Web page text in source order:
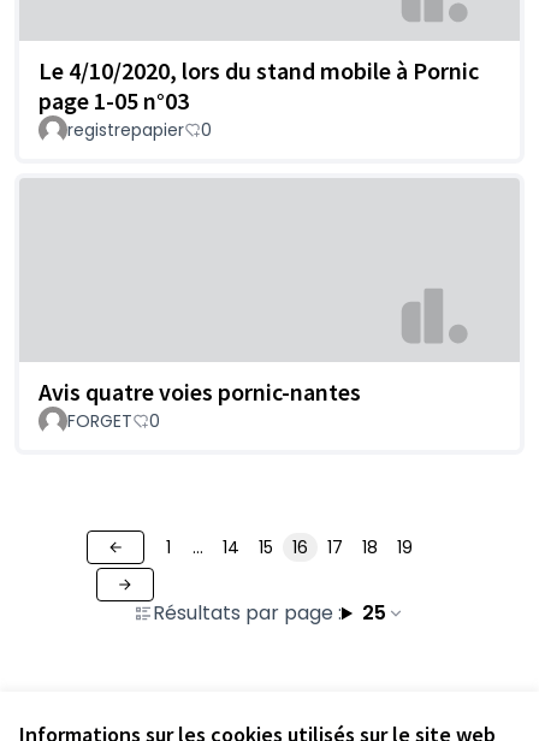
Informations sur les cookies utilisés sur le site web
Le 4/10/2020, lors du stand mobile à Pornic
page 1-05 n°03
registrepapier 0
Avis quatre voies pornic-nantes
FORGET 0
Résultats par page : 25
1 … 14 15 16 17 18 19